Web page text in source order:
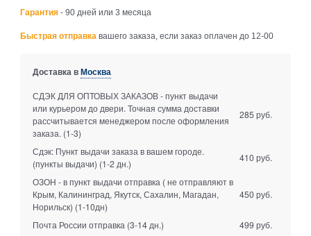
Гарантия - 90 дней или 3 месяца
Быстрая отправка вашего заказа, если заказ оплачен до 12-00
Доставка вМосква
СДЭК ДЛЯ ОПТОВЫХ ЗАКАЗОВ - пункт выдачи
или курьером до двери. Точная сумма доставки
рассчитывается менеджером после оформления
заказа. (1-3)
285 руб.
Сдэк: Пункт выдачи заказа в вашем городе.
(пункты выдачи) (1-2 дн.)
410 руб.
ОЗОН - в пункт выдачи отправка ( не отправляют в
Крым, Калининград, Якутск, Сахалин, Магадан,
Норильск) (1-10дн)
450 руб.
Почта России отправка (3-14 дн.)
499 руб.